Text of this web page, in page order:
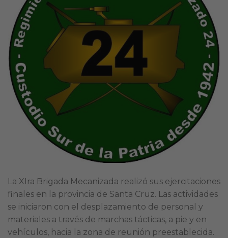
La XIra Brigada Mecanizada realizó sus ejercitaciones
finales en la provincia de Santa Cruz. Las actividades
se iniciaron con el desplazamiento de personal y
materiales a través de marchas tácticas, a pie y en
vehículos, hacia la zona de reunión preestablecida.